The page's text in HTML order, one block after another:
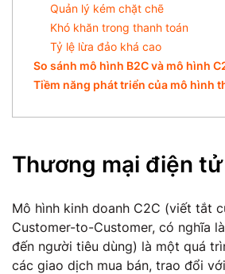
Quản lý kém chặt chẽ
Khó khăn trong thanh toán
Tỷ lệ lừa đảo khá cao
So sánh mô hình B2C và mô hình
Tiềm năng phát triển của mô hình
Thương mại điện tử
Mô hình kinh doanh C2C (viết tắt
Customer-to-Customer, có nghĩa
đến người tiêu dùng) là một quá
các giao dịch mua bán, trao đổi